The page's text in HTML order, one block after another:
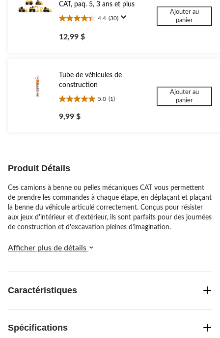
CAT, paq. 5, 3 ans et plus
4.4 (30)
4.4
étoile(s)
sur
12,99 $
Ajouter au
panier
Tube de véhicules de
construction
5.0 (1)
5.0
étoile(s)
sur
9,99 $
Ajouter au
panier
Produit Détails
Ces camions à benne ou pelles mécaniques CAT vous permettent
de prendre les commandes à chaque étape, en déplaçant et plaçant
la benne du véhicule articulé correctement. Conçus pour résister
aux jeux d'intérieur et d'extérieur, ils sont parfaits pour des journées
de construction et d'excavation pleines d'imagination.
Afficher plus de détails
Caractéristiques
Spécifications